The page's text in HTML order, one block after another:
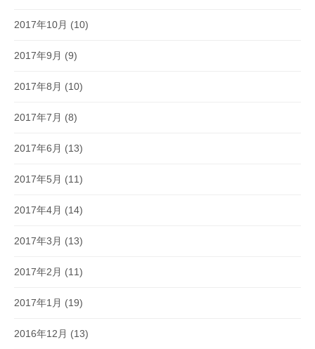
2017年10月 (10)
2017年9月 (9)
2017年8月 (10)
2017年7月 (8)
2017年6月 (13)
2017年5月 (11)
2017年4月 (14)
2017年3月 (13)
2017年2月 (11)
2017年1月 (19)
2016年12月 (13)